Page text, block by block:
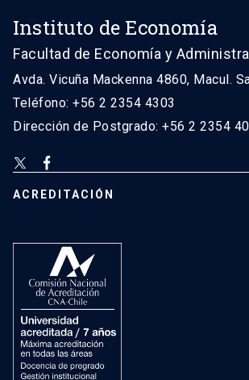
Instituto de Economía
Facultad de Economía y
Avda. Vicuña Mackenna 4860, Macul.
Teléfono: +56 2 2354 4303
Dirección de Postgrado: +56 2 2354
ACREDITACIÓN